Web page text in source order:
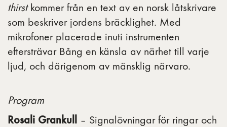
thirstkommer från en text av en norsk låtskrivare
som beskriver jordens bräcklighet. Med
mikrofoner placerade inuti instrumenten
eftersträvar Bång en känsla av närhet till varje
ljud, och därigenom av mänsklig närvaro.
Program
Rosali Grankull
– Signalövningar för ringar och